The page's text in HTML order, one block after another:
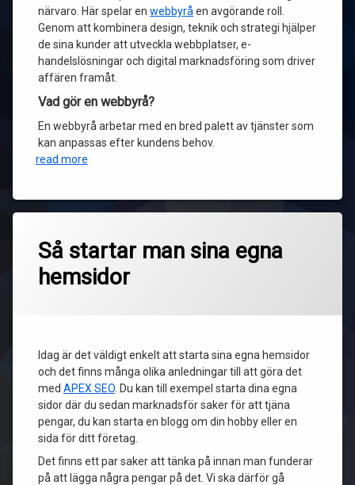
närvaro. Här spelar en webbyrå en avgörande roll.
Genom att kombinera design, teknik och strategi hjälper
de sina kunder att utveckla webbplatser, e-
handelslösningar och digital marknadsföring som driver
affären framåt.
Vad gör en webbyrå?
En webbyrå arbetar med en bred palett av tjänster som
kan anpassas efter kundens behov.
read more
Så startar man sina egna
hemsidor
Idag är det väldigt enkelt att starta sina egna hemsidor
och det finns många olika anledningar till att göra det
med APEX SEO . Du kan till exempel starta dina egna
sidor där du sedan marknadsför saker för att tjäna
pengar, du kan starta en blogg om din hobby eller en
sida för ditt företag.
Det finns ett par saker att tänka på innan man funderar
på att lägga några pengar på det. Vi ska därför gå